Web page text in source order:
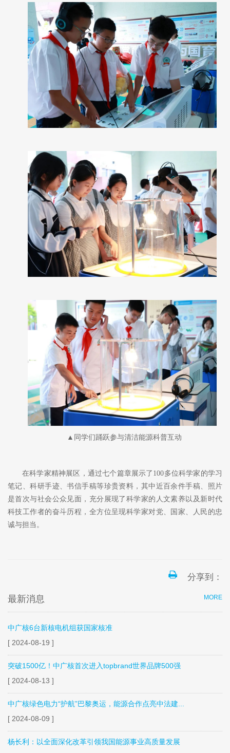
▲同学们踊跃参与清洁能源科普互动
在科学家精神展区，通过七个篇章展示了 100多位科学家的学习
笔记、科研手迹、书信手稿等珍贵资料，其中近百余件手稿、照片
是首次与社会公众见面，充分展现了科学家的人文素养以及新时代
科技工作者的奋斗历程，全方位呈现科学家对党、国家、人民的忠
诚与担当。
分享到：
MORE
最新消息
中广核6台新核电机组获国家核准
[ 2024-08-19 ]
突破1500亿！中广核首次进入topbrand世界品牌500强
[ 2024-08-13 ]
中广核绿色电力“护航”巴黎奥运，能源合作点亮中法建...
[ 2024-08-09 ]
杨长利：以全面深化改革引领我国能源事业高质量发展